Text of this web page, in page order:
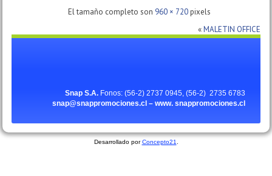
El tamaño completo son 960 × 720pixels
«MALETIN OFFICE
Snap S.A. Fonos: (56-2) 2737 0945, (56-2) 2735 6783
snap@snappromociones.cl – www. snappromociones.cl
Desarrollado porConcepto21